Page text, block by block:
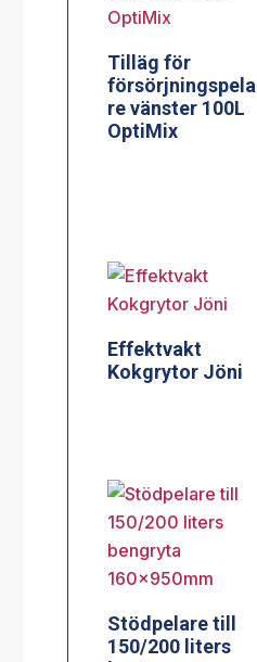
Tilläg för
försörjningspela
re vänster 100L
OptiMix
Effektvakt
Kokgrytor Jöni
Stödpelare till
150/200 liters